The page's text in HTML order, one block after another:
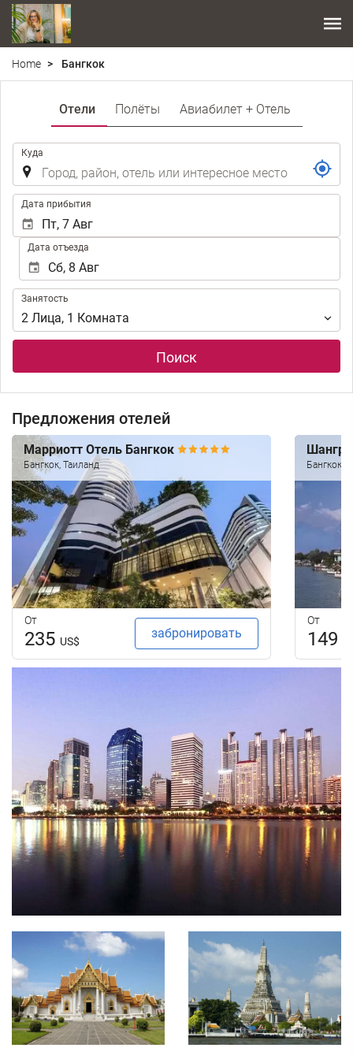
Home Бангкок
Отели Полёты Авиабилет + Отель
Куда
Дата прибытия
Дата отъезда
Занятость
Занятость
2 Лица, 1 Комната
Поиск
Предложения отелей
Марриотт Отель Бангкок
Бангкок, Таиланд
От
235 US$
забронировать
Бангкок,
От
149